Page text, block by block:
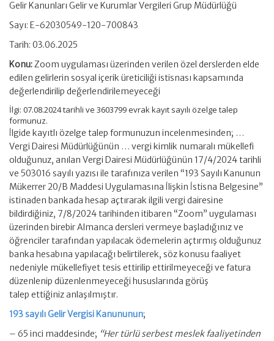
Gelir Kanunları Gelir ve Kurumlar Vergileri Grup Müdürlüğü
Sayı: E-62030549-120-700843
Tarih: 03.06.2025
Konu:Zoom uygulaması üzerinden verilen özel derslerden elde
edilen gelirlerin sosyal içerik üreticiliği istisnası kapsamında
değerlendirilip değerlendirilemeyeceği
İlgi: 07.08.2024 tarihli ve 3603799 evrak kayıt sayılı özelge talep
formunuz.
İlgide kayıtlı özelge talep formunuzun incelenmesinden; …
Vergi Dairesi Müdürlüğünün … vergi kimlik numaralı mükellefi
olduğunuz, anılan Vergi Dairesi Müdürlüğünün 17/4/2024 tarihli
ve 503016 sayılı yazısı ile tarafınıza verilen “193 Sayılı Kanunun
Mükerrer 20/B Maddesi Uygulamasına İlişkin İstisna Belgesine”
istinaden bankada hesap açtırarak ilgili vergi dairesine
bildirdiğiniz, 7/8/2024 tarihinden itibaren “Zoom” uygulaması
üzerinden birebir Almanca dersleri vermeye başladığınız ve
öğrenciler tarafından yapılacak ödemelerin açtırmış olduğunuz
banka hesabına yapılacağı belirtilerek, söz konusu faaliyet
nedeniyle mükellefiyet tesis ettirilip ettirilmeyeceği ve fatura
düzenlenip düzenlenmeyeceği hususlarında görüş
talep ettiğiniz anlaşılmıştır.
193 sayılı Gelir Vergisi Kanununun;
– 65 inci maddesinde; “Her türlü serbest meslek faaliyetinden